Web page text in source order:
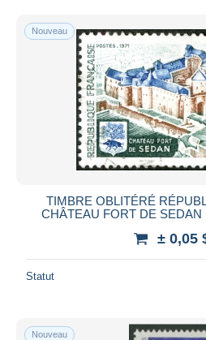
Livraison gratuite
Méthodes de paiement
PayPal
Virement bancaire
Visa
Mastercard
Bancontact
iDeal
Maestro
Résidence du vendeur
Nouveau
TIMBRE OBLITÉRÉ
CHÂTEAU FORT DE SEDAN
± 0,05
Statut
Nouveau